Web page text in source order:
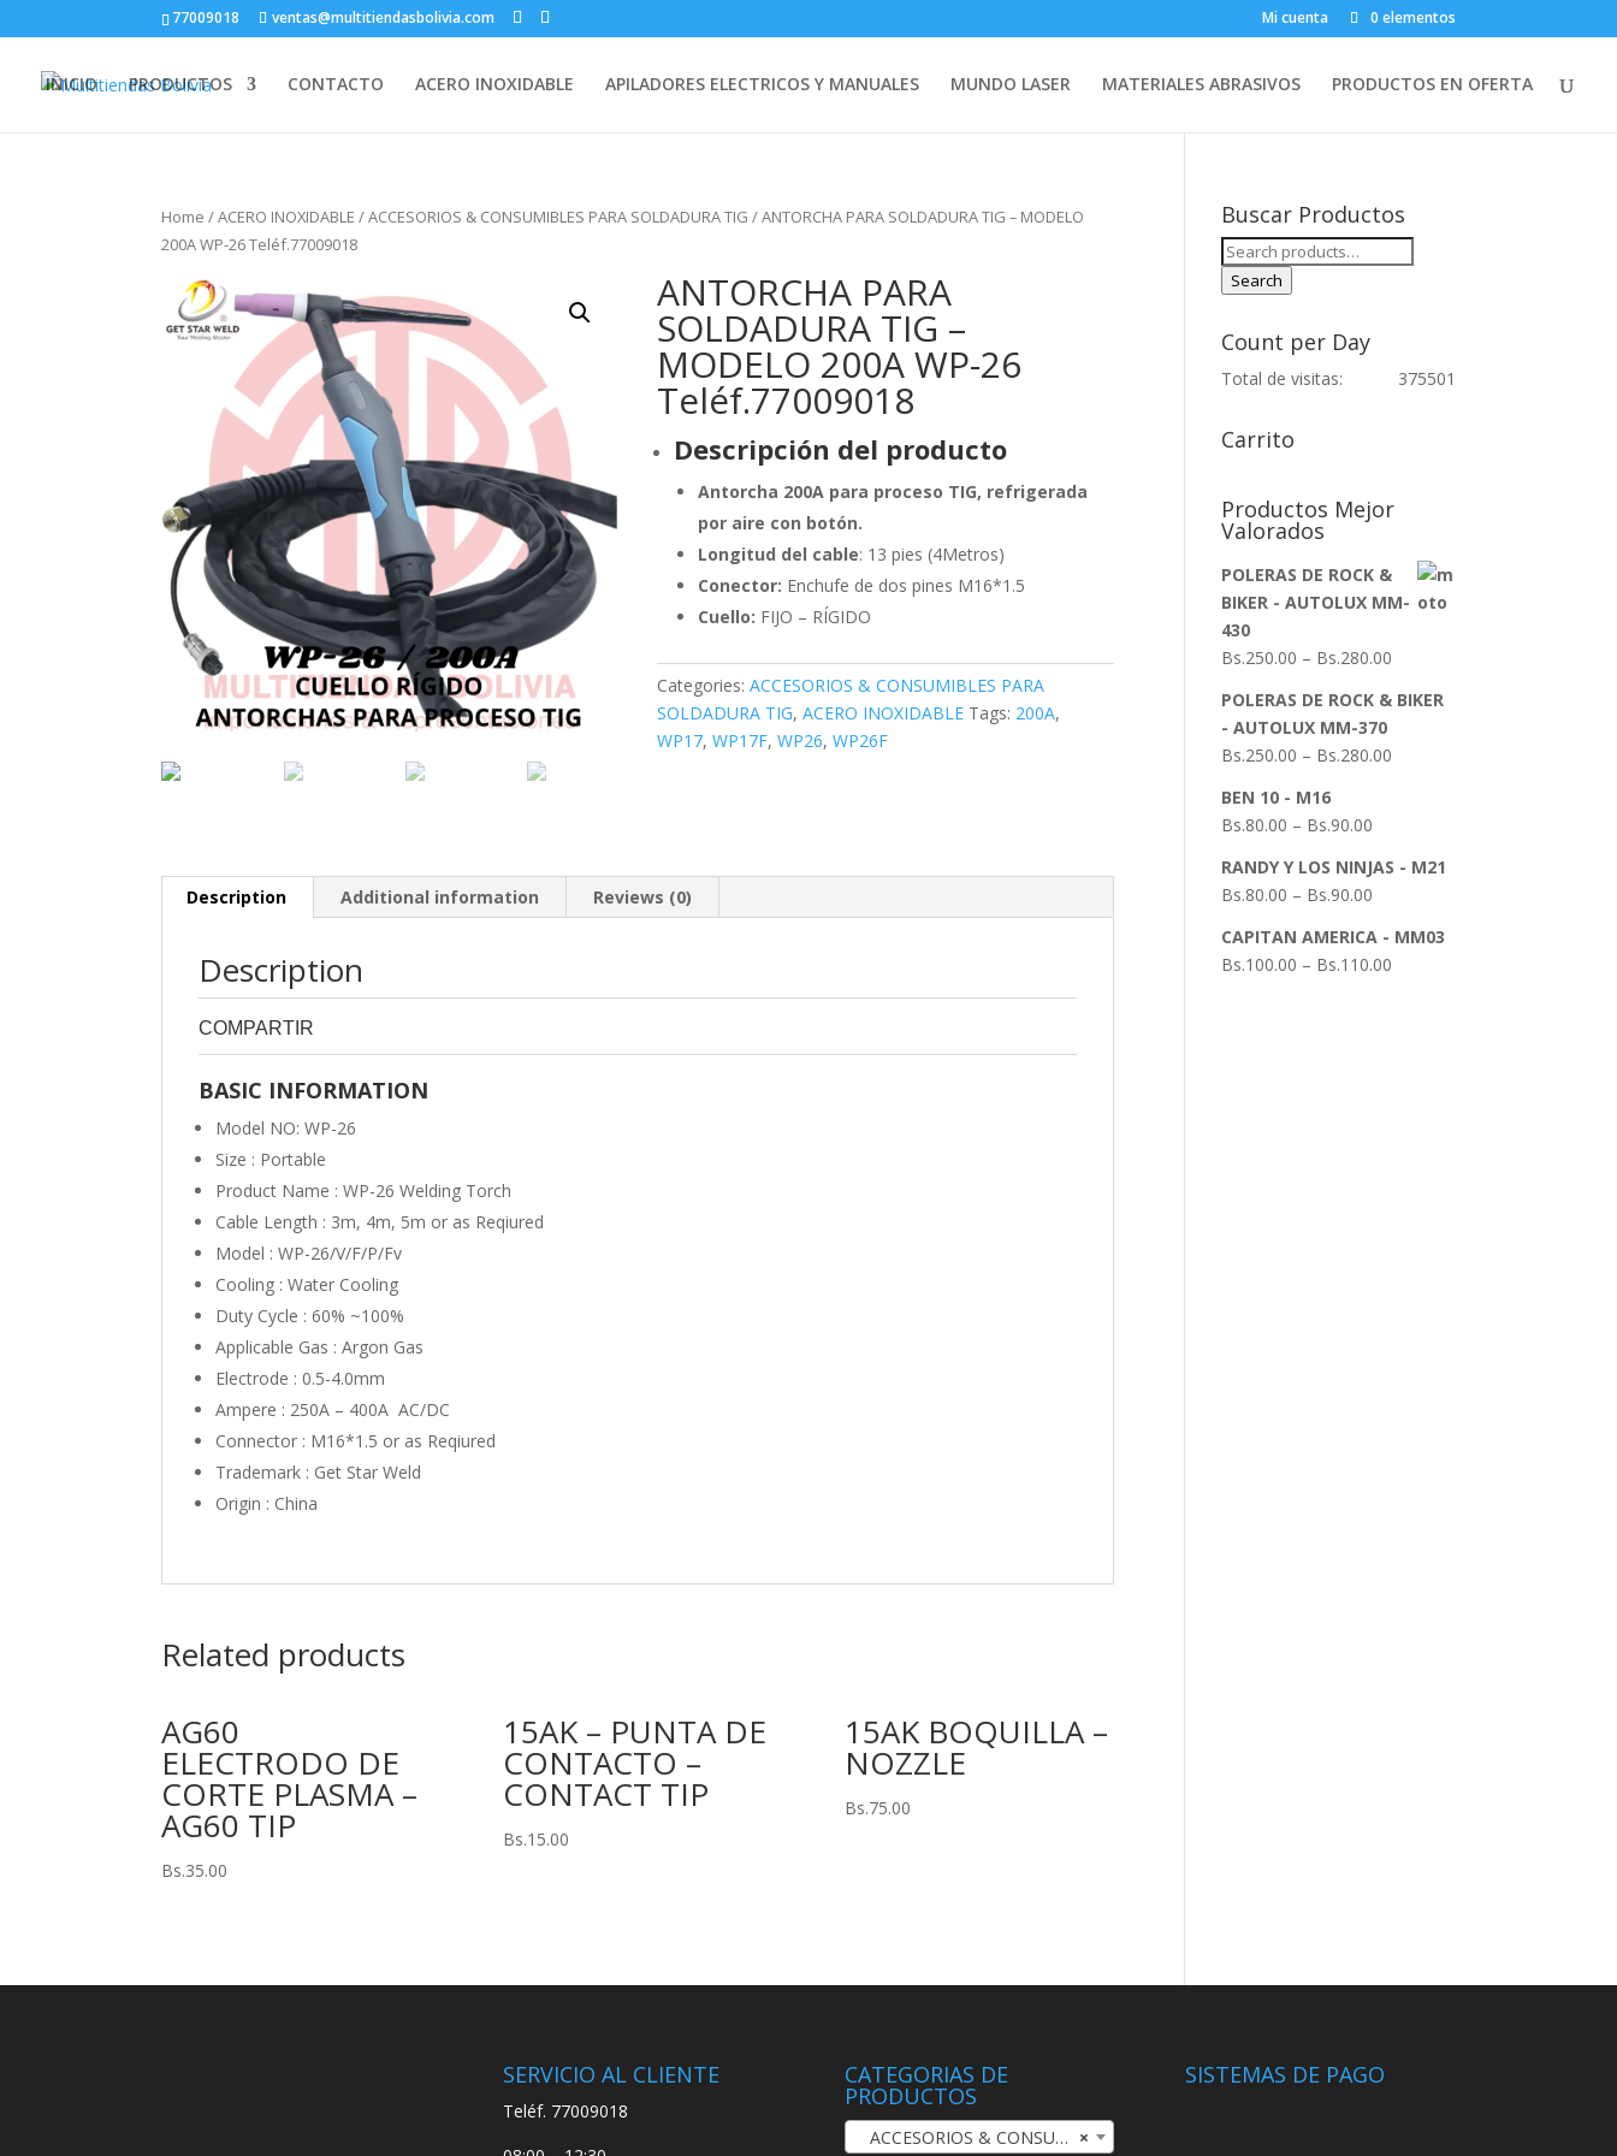
77009018 ventas@multitiendasbolivia.com Mi cuenta 0 elementos
INICIO PRODUCTOS CONTACTO ACERO INOXIDABLE APILADORES ELECTRICOS Y MANUALES MUNDO LASER MATERIALES ABRASIVOS PRODUCTOS EN OFERTA
Home /ACERO INOXIDABLE /ACCESORIOS & CONSUMIBLES PARA SOLDADURA TIG / ANTORCHA PARA SOLDADURA TIG – MODELO
200A WP-26 Teléf.77009018
ANTORCHA PARA
SOLDADURA TIG –
MODELO 200A WP-26
Teléf.77009018
Descripción del producto
Antorcha 200A para proceso TIG, refrigerada
por aire con botón.
Longitud del cable: 13 pies (4Metros)
Conector: Enchufe de dos pines M16*1.5
Cuello: FIJO – RÍGIDO
Categories:ACCESORIOS & CONSUMIBLES PARA
SOLDADURA TIG,ACERO INOXIDABLE Tags: 200A,
WP17,WP17F,WP26,WP26F
Description Additional information Reviews (0)
Description
COMPARTIR
BASIC INFORMATION
Model NO: WP-26
Size : Portable
Product Name : WP-26 Welding Torch
Cable Length : 3m, 4m, 5m or as Reqiured
Model : WP-26/V/F/P/Fv
Cooling : Water Cooling
Duty Cycle : 60% ~100%
Applicable Gas : Argon Gas
Electrode : 0.5-4.0mm
Ampere : 250A – 400A AC/DC
Connector : M16*1.5 or as Reqiured
Trademark : Get Star Weld
Origin : China
Related products
AG60
ELECTRODO DE
CORTE PLASMA –
AG60 TIP
Bs.35.00
15AK – PUNTA DE
CONTACTO –
CONTACT TIP
Bs.15.00
15AK BOQUILLA –
NOZZLE
Bs.75.00
Buscar Productos
Search
for:
Search
Count per Day
375501
Total de visitas:
Carrito
Productos Mejor
Valorados
POLERAS DE ROCK &
BIKER - AUTOLUX MM-
430
Bs.250.00 – Bs.280.00
POLERAS DE ROCK & BIKER
- AUTOLUX MM-370
Bs.250.00 – Bs.280.00
BEN 10 - M16
Bs.80.00 – Bs.90.00
RANDY Y LOS NINJAS - M21
Bs.80.00 – Bs.90.00
CAPITAN AMERICA - MM03
Bs.100.00 – Bs.110.00
SERVICIO AL CLIENTE
Teléf. 77009018
CATEGORIAS DE
PRODUCTOS
×
ACCESORIOS & CONSUMIBLES PARA SOLDADURA TIG
SISTEMAS DE PAGO